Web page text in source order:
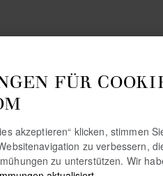
FÜR
akzeptieren“ klicken, stimmen
zu verbessern,
zu unterstützen. Wir